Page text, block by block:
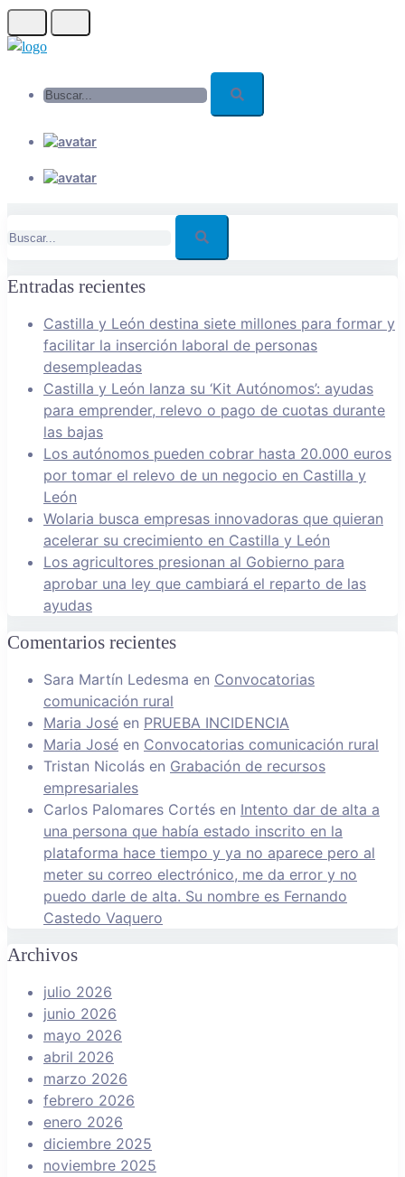
Skip
to
Entradas recientes
Castilla y León destina siete millones para formar y
facilitar la inserción laboral de personas
desempleadas
Castilla y León lanza su ‘Kit Autónomos’: ayudas
para emprender, relevo o pago de cuotas durante
las bajas
Los autónomos pueden cobrar hasta 20.000 euros
por tomar el relevo de un negocio en Castilla y
León
Wolaria busca empresas innovadoras que quieran
acelerar su crecimiento en Castilla y León
Los agricultores presionan al Gobierno para
aprobar una ley que cambiará el reparto de las
ayudas
Comentarios recientes
Sara Martín Ledesma en Convocatorias
comunicación rural
Maria José en PRUEBA INCIDENCIA
Maria José en Convocatorias comunicación rural
Tristan Nicolás en Grabación de recursos
empresariales
Carlos Palomares Cortés en Intento dar de alta a
una persona que había estado inscrito en la
plataforma hace tiempo y ya no aparece pero al
meter su correo electrónico, me da error y no
puedo darle de alta. Su nombre es Fernando
Castedo Vaquero
Archivos
julio 2026
junio 2026
mayo 2026
abril 2026
marzo 2026
febrero 2026
enero 2026
diciembre 2025
noviembre 2025